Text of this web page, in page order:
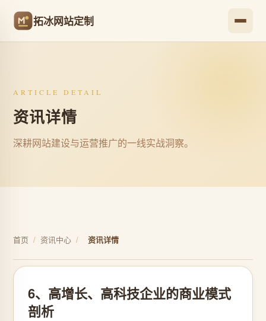
拓冰网站定制
ARTICLE DETAIL
资讯详情
深耕网站建设与运营推广的一线实战洞察。
首页 / 资讯中心 / 资讯详情
6、高增长、高科技企业的商业模式
剖析